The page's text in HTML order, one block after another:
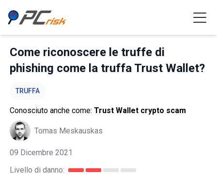
Come riconoscere le truffe di
phishing come la truffa Trust Wallet?
TRUFFA
Conosciuto anche come: Trust Wallet crypto scam
Tomas Meskauskas
09 Dicembre 2021
Livello di danno: